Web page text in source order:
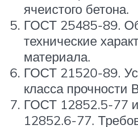
ячеистого бетона.
ГОСТ 25485-89.
технические
материала.
ГОСТ 21520-89.
класса прочности
ГОСТ 12852.5-77
12852.6-77.